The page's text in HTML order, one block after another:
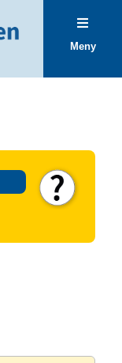
Meny